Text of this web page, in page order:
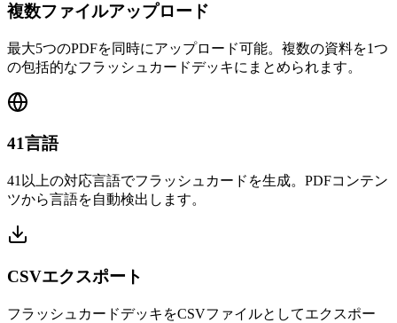
複数ファイルアップロード
最大5つのPDFを同時にアップロード可能。複数の資料を1つ
の包括的なフラッシュカードデッキにまとめられます。
41言語
41以上の対応言語でフラッシュカードを生成。PDFコンテン
ツから言語を自動検出します。
CSVエクスポート
フラッシュカードデッキをCSVファイルとしてエクスポー